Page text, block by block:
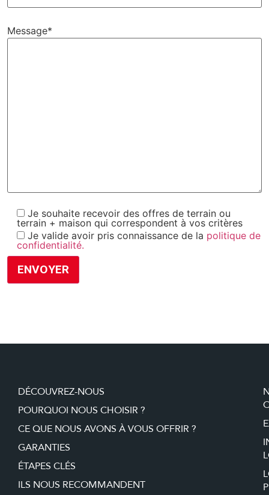
Message*
Je souhaite recevoir des offres de terrain ou
terrain + maison qui correspondent à vos critères
Je valide avoir pris connaissance de la politique de
confidentialité.
DÉCOUVREZ-NOUS
POURQUOI NOUS CHOISIR ?
CE QUE NOUS AVONS À VOUS OFFRIR ?
GARANTIES
ÉTAPES CLÉS
ILS NOUS RECOMMANDENT